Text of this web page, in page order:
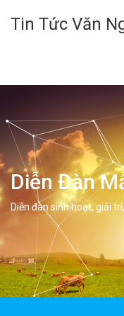
Tin Tức Văn
Diễn Đàn
Diễn đàn sinh hoạt, giải